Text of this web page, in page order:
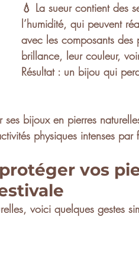
💧 La sueur contient des
l’humidité, qui peuvent
avec les composants des
brillance, leur couleur,
Résultat : un bijou qui
ses bijoux en pierres
physiques intenses par
vos
, voici quelques gestes